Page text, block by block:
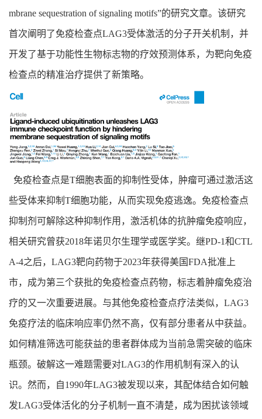
mbrane sequestration of signaling motifs”的研究文章。该研究
首次阐明了免疫检查点LAG3受体激活的分子开关机制，并
开发了基于功能性生物标志物的疗效预测体系，为靶向免疫
检查点的精准治疗提供了新策略。
免疫检查点是T细胞表面的抑制性受体，肿瘤可通过激活这
些受体来抑制T细胞功能，从而实现免疫逃逸。免疫检查点
抑制剂可解除这种抑制作用，激活机体的抗肿瘤免疫响应，
相关研究曾获2018年诺贝尔生理学或医学奖。继PD-1和CTL
A-4之后，LAG3靶向药物于2023年获得美国FDA批准上
市，成为第三个获批的免疫检查点药物，标志着肿瘤免疫治
疗的又一次重要进展。与其他免疫检查点疗法类似，LAG3
免疫疗法的临床响应率仍然不高，仅有部分患者从中获益。
如何精准筛选可能获益的患者群体成为当前急需突破的临床
瓶颈。破解这一难题需要对LAG3的作用机制有深入的认
识。然而，自1990年LAG3被发现以来，其配体结合如何触
发LAG3受体活化的分子机制一直不清楚，成为困扰该领域